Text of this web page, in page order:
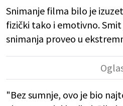
Snimanje filma bilo je
fizički tako i emotivno.
snimanja proveo u
"Bez sumnje, ovo je bio